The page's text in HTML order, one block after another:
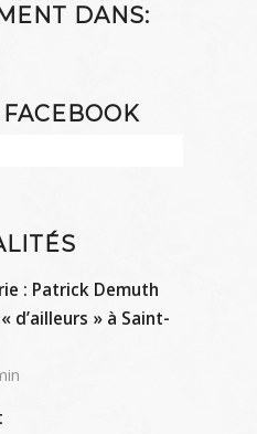
DANS:
: Patrick Demuth
d’ailleurs » à Saint-